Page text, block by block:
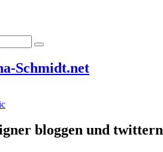
Schmidt.net
bloggen und twittern